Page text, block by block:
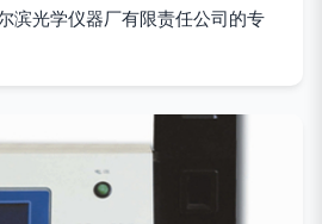
滨光学仪器厂有限责任公司的专